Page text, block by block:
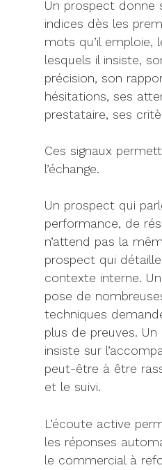
Un prospect donne
indices dès les
mots qu’il emploie,
lesquels il insiste,
précision, son
hésitations, ses
prestataire, ses
Ces signaux
l’échange.
Un prospect qui
performance, de
n’attend pas la
prospect qui
contexte interne.
pose de
techniques
plus de preuves.
insiste sur
peut-être à être
et le suivi.
L’écoute active
les réponses
le commercial à